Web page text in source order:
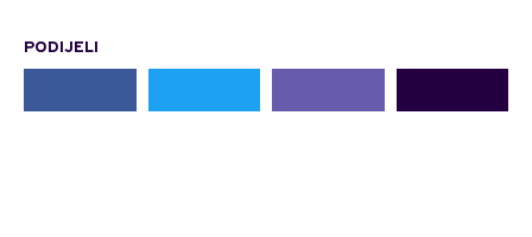
PODIJELI